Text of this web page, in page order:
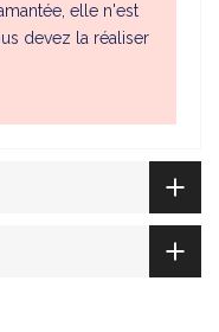
elle n'est
devez la réaliser